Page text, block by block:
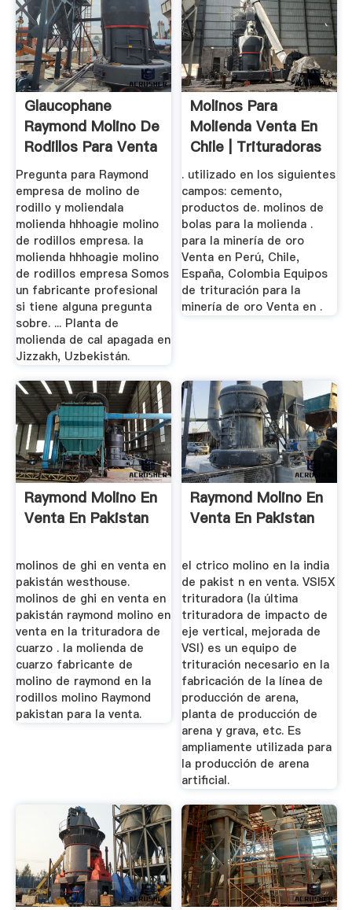
Glaucophane
Raymond Molino De
Rodillos Para Venta
Pregunta para Raymond
empresa de molino de
rodillo y moliendala
molienda hhhoagie molino
de rodillos empresa. la
molienda hhhoagie molino
de rodillos empresa Somos
un fabricante profesional
si tiene alguna pregunta
sobre. ... Planta de
molienda de cal apagada en
Jizzakh, Uzbekistán.
Molinos Para
Molienda Venta En
Chile | Trituradoras
Y Molinos
. utilizado en los siguientes
campos: cemento,
productos de. molinos de
bolas para la molienda .
para la minería de oro
Venta en Perú, Chile,
España, Colombia Equipos
de trituración para la
minería de oro Venta en .
Raymond Molino En
Venta En Pakistan
molinos de ghi en venta en
pakistán westhouse.
molinos de ghi en venta en
pakistán raymond molino en
venta en la trituradora de
cuarzo . la molienda de
cuarzo fabricante de
molino de raymond en la
rodillos molino Raymond
pakistan para la venta.
Raymond Molino En
Venta En Pakistan
el ctrico molino en la india
de pakist n en venta. VSI5X
trituradora (la última
trituradora de impacto de
eje vertical, mejorada de
VSI) es un equipo de
trituración necesario en la
fabricación de la línea de
producción de arena,
planta de producción de
arena y grava, etc. Es
ampliamente utilizada para
la producción de arena
artificial.